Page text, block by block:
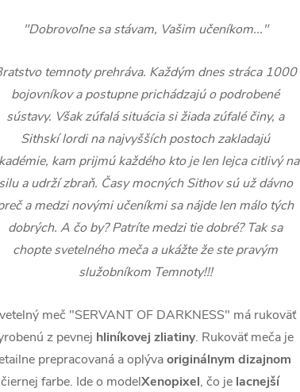
"Dobrovoľne sa stávam, Vašim učeníkom..."
temnoty prehráva. Každým dnes stráca 1000
bojovníkov a postupne prichádzajú o podrobené
sústavy. Však zúfalá situácia si žiada zúfalé činy, a
Sithskí lordi na najvyšších postoch zakladajú
kam prijmú každého kto je len lejca citlivý na
silu a udrží zbraň. Časy mocných Sithov sú už dávno
a medzi novými učeníkmi sa nájde len málo tých
dobrých. A čo by? Patríte medzi tie dobré? Tak sa
chopte svetelného meča a ukážte že ste pravým
služobníkom Temnoty!!!
meč "SERVANT OF DARKNESS" má rukoväť
z pevnej hliníkovej zliatiny. Rukoväť meča je
prepracovaná a oplývaoriginálnym dizajnom
farbe. Ide o modelXenopixel, čo je lacnejší